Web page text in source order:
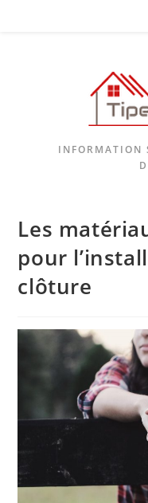
INFORMATION
Les
pour
clôture